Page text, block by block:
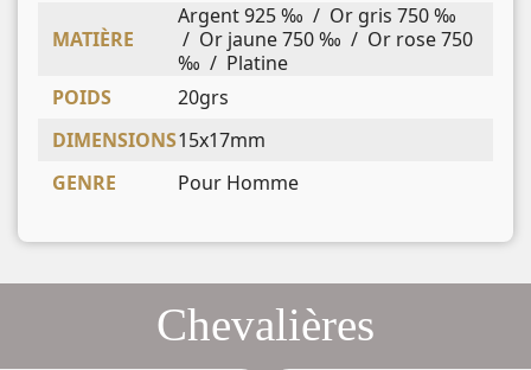
MATIÈRE
Argent 925 ‰ / Or gris 750 ‰
/ Or jaune 750 ‰ / Or rose 750
‰ / Platine
POIDS
20grs
DIMENSIONS15x17mm
GENRE
Pour Homme
Chevalières